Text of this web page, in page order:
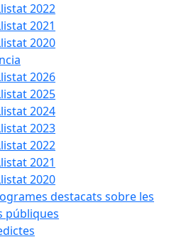
2022
2021
2020
2026
2025
2024
2023
2022
2021
2020
destacats sobre les
públiques